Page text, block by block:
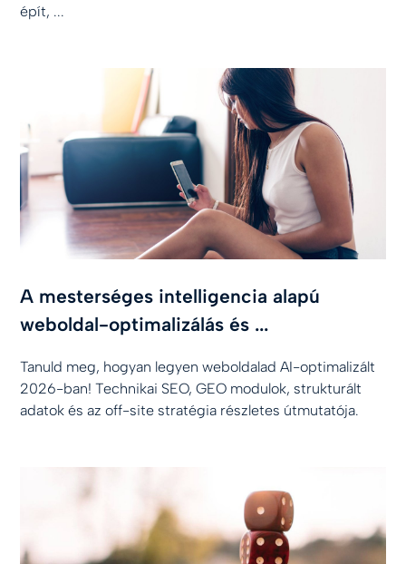
épít, ...
A mesterséges intelligencia alapú
weboldal-optimalizálás és ...
Tanuld meg, hogyan legyen weboldalad AI-optimalizált
2026-ban! Technikai SEO, GEO modulok, strukturált
adatok és az off-site stratégia részletes útmutatója.